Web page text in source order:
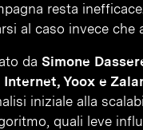
resta
al caso invece
da Simone
Yoox e
iniziale alla
quali leve